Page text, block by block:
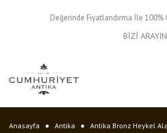
Değerinde Fiyatlandırma İle 100%
BİZİ ARAYIN
Anasayfa Antika Antika Bronz Heykel